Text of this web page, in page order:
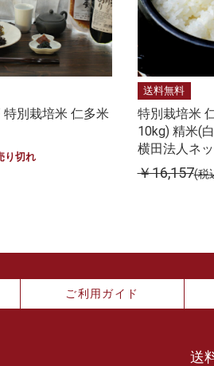
別栽培米 仁多米
り切れ
送料無料
特別栽培米
10kg) 精米(
横田法人ネ
￥16,157(税
ご利用ガイド
送